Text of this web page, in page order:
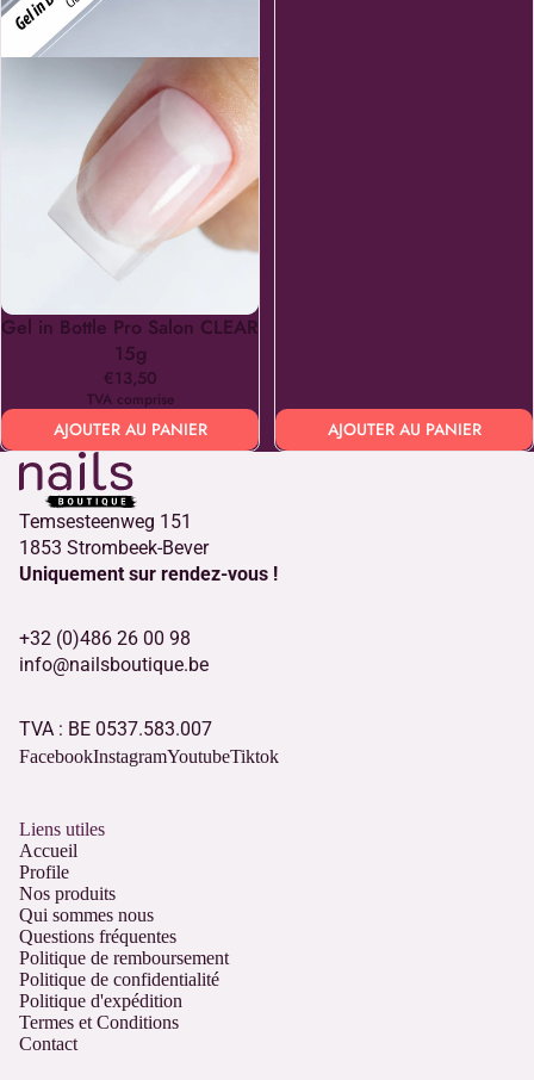
Gel in Bottle Pro Salon CLEAR
15g
€13,50
TVA comprise
AJOUTER AU PANIER AJOUTER AU PANIER
Temsesteenweg 151
1853 Strombeek-Bever
Uniquement sur rendez-vous !
+32 (0)486 26 00 98
info@nailsboutique.be
TVA : BE 0537.583.007
FacebookInstagramYoutubeTiktok
Liens utiles
Accueil
Profile
Nos produits
Qui sommes nous
Questions fréquentes
Politique de remboursement
Politique de confidentialité
Politique d'expédition
Termes et Conditions
Contact